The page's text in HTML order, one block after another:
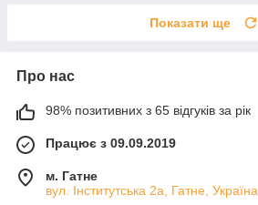
Показати ще
Про нас
98% позитивних з 65 відгуків за рік
Працює з 09.09.2019
м. Гатне
вул. Інститутська 2а, Гатне, Україна